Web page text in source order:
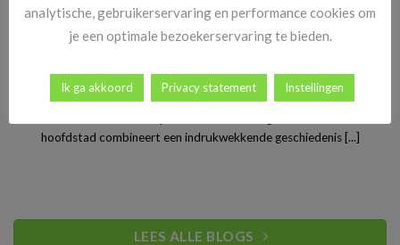
Stedentrip Warschau: ontdek de verrassende charme van
Polen’s bruisende hoofdstad
hoofdstad combineert een indrukwekkende geschiedenis [...]
LEES ALLE BLOGS
analytische, gebruikerservaring en performance cookies om
je een optimale bezoekerservaring te bieden.
Ik ga akkoord Privacy statement Instellingen